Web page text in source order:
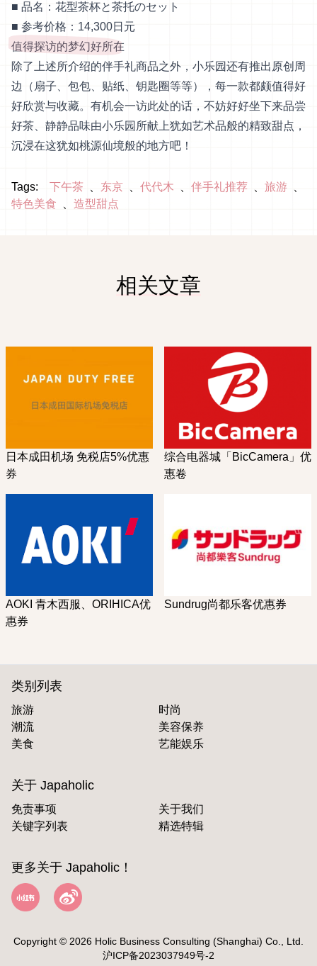
■ 品名：花型茶杯と茶托のセット
■ 参考价格：14,300日元
值得探访的梦幻好所在
除了上述所介绍的伴手礼商品之外，小乐园还有推出原创周
边（扇子、包包、贴纸、钥匙圈等等），每一款都颇值得好
好欣赏与收藏。有机会一访此处的话，不妨好好坐下来品尝
好茶、静静品味由小乐园所献上犹如艺术品般的精致甜点，
沉浸在这犹如桃源仙境般的地方吧！
Tags: 下午茶 东京 代代木 伴手礼推荐
旅游
特色美食
造型甜点
相关文章
日本成田机场 免税店5%优惠
券
综合电器城「BicCamera」优
惠卷
AOKI 青木西服、ORIHICA优
惠券
Sundrug尚都乐客优惠券
类别列表
旅游
时尚
潮流
美容保养
美食
艺能娱乐
关于 Japaholic
免责事项
关于我们
关键字列表
精选特辑
更多关于 Japaholic！
Copyright © 2026 Holic Business Consulting (Shanghai) Co., Ltd.
沪ICP备2023037949号-2